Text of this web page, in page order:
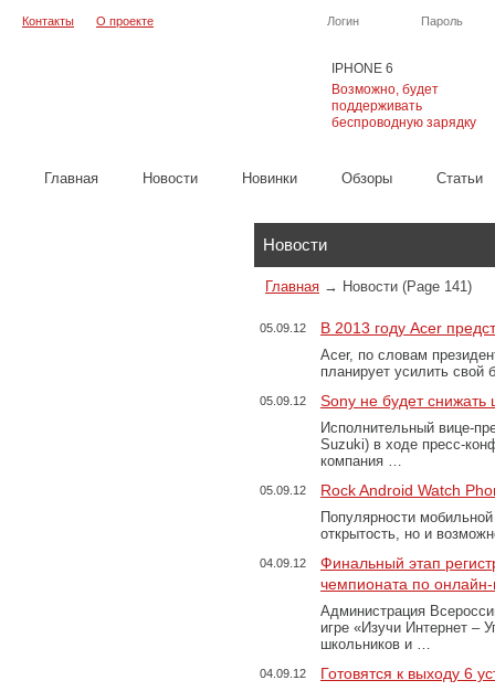
IPHONE 6
Возможно, будет
поддерживать
беспроводную зарядку
Логин Пароль
Контакты О проекте
Главная Новости Новинки Обзоры Cтатьи
Новости
Главная → Новости (Page 141)
05.09.12 В 2013 году Acer
Acer, по словам
планирует усилить
05.09.12 Sony не будет
Исполнительный вице-
Suzuki) в ходе пресс-
компания …
05.09.12 Rock Android Watch
Популярности
открытость, но и
04.09.12
Финальный этап
чемпионата по
Администрация
игре «Изучи Интернет –
школьников и …
04.09.12 Готовятся к выходу 6